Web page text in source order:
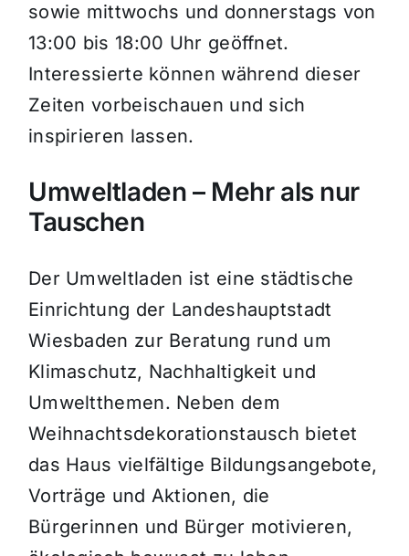
sowie mittwochs und donnerstags von
13:00 bis 18:00 Uhr geöffnet.
Interessierte können während dieser
Zeiten vorbeischauen und sich
inspirieren lassen.
Umweltladen – Mehr als nur
Tauschen
Der Umweltladen ist eine städtische
Einrichtung der Landeshauptstadt
Wiesbaden zur Beratung rund um
Klimaschutz, Nachhaltigkeit und
Umweltthemen. Neben dem
Weihnachtsdekorationstausch bietet
das Haus vielfältige Bildungsangebote,
Vorträge und Aktionen, die
Bürgerinnen und Bürger motivieren,